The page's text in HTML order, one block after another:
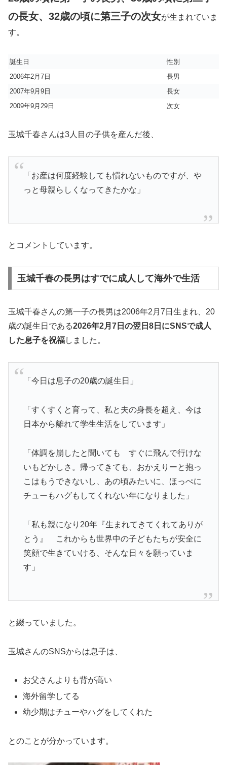
の長女、32歳の頃に第三子の次女が生まれていま
す。
誕生日
性別
2006年2月7日
長男
2007年9月9日
長女
2009年9月29日
次女
玉城千春さんは3人目の子供を産んだ後、
「お産は何度経験しても慣れないものですが、や
っと母親らしくなってきたかな」
とコメントしています。
玉城千春の長男はすでに成人して海外で生活
玉城千春さんの第一子の長男は2006年2月7日生まれ、20
歳の誕生日である2026年2月7日の翌日8日にSNSで成人
した息子を祝福しました。
「今日は息子の20歳の誕生日」
「すくすくと育って、私と夫の身長を超え、今は
日本から離れて学生生活をしています」
「体調を崩したと聞いても すぐに飛んで行けな
いもどかしさ。帰ってきても、おかえりーと抱っ
こはもうできないし、あの頃みたいに、ほっぺに
チューもハグもしてくれない年になりました」
「私も親になり20年『生まれてきてくれてありが
とう』 これからも世界中の子どもたちが安全に
笑顔で生きていける、そんな日々を願っていま
す」
と綴っていました。
玉城さんのSNSからは息子は、
お父さんよりも背が高い
海外留学してる
幼少期はチューやハグをしてくれた
とのことが分かっています。